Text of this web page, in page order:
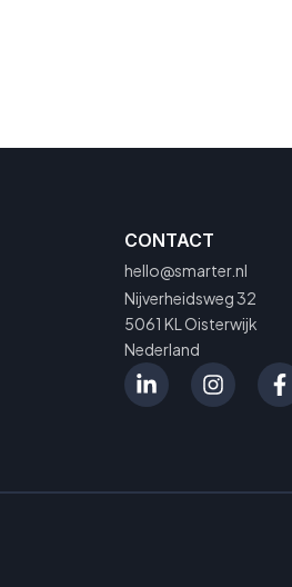
CONTACT
hello@smarter.nl
Nijverheidsweg 32
5061 KL Oisterwijk
Nederland